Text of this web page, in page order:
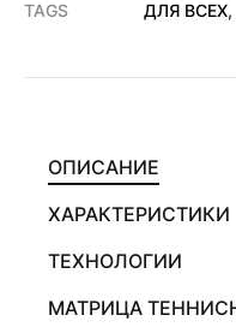
TAGS
ДЛЯ ВСЕХ,
ОПИСАНИЕ
ХАРАКТЕРИСТИКИ
ТЕХНОЛОГИИ
МАТРИЦА